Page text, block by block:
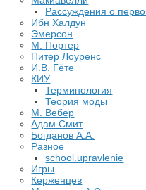
Рассуждения о
Ибн Халдун
Эмерсон
М. Портер
Питер Лоуренс
И.В. Гёте
КИУ
Терминология
Теория моды
М. Вебер
Адам Смит
Богданов А.А.
Разное
school.upravlenie
Игры
Керженцев